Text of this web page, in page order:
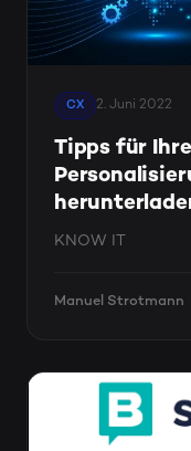
CX 2. Juni 2022
Tipps für Ihre
KNOW IT
Manuel Strotmann